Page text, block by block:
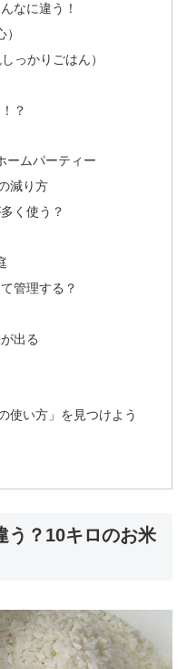
なに違う！
っかりごはん）
？
ームパーティー
減り方
く使う？
管理する？
出る
使い方」を見つけよう
う？10キロのお米